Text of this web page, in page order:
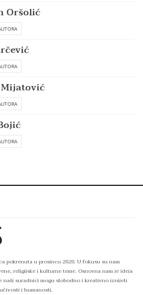
Oršolić
pokrenuta u prosincu 2020. U fokusu su nam
religijske i kulturne teme. Osnovna nam je ideja
naši suradnici mogu slobodno i kreativno iznijeti
i humanosti.